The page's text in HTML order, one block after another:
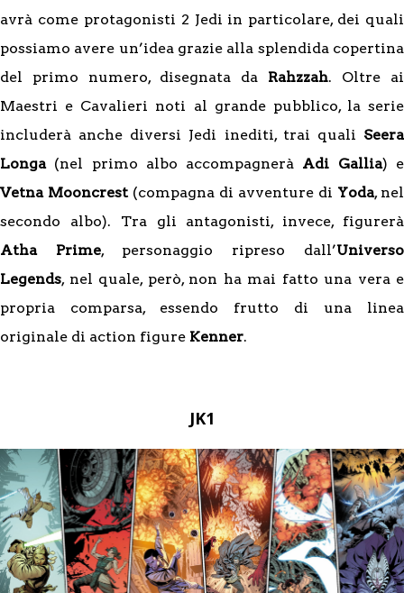
avrà come protagonisti 2 Jedi in particolare, dei quali
possiamo avere un’idea grazie alla splendida copertina
del primo numero, disegnata da Rahzzah. Oltre ai
Maestri e Cavalieri noti al grande pubblico, la serie
includerà anche diversi Jedi inediti, trai quali Seera
Longa(nel primo albo accompagnerà Adi Gallia) e
Vetna Mooncrest (compagna di avventure di Yoda, nel
secondo albo). Tra gli antagonisti, invece, figurerà
Atha Prime, personaggio ripreso dall’Universo
Legends, nel quale, però, non ha mai fatto una vera e
propria comparsa, essendo frutto di una linea
originale di action figure Kenner.
JK1